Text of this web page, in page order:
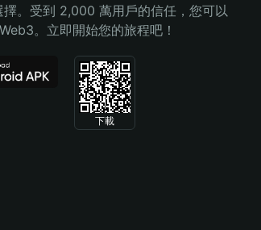
。受到 2,000 萬用戶的信任，您可以
。立即開始您的旅程吧！
下載